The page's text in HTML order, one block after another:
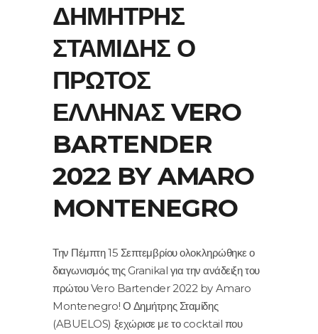
ΔΗΜΉΤΡΗΣ
ΣΤΑΜΊΔΗΣ Ο
ΠΡΏΤΟΣ
ΈΛΛΗΝΑΣ VERO
BARTENDER
2022 BY AMARO
MONTENEGRO
Την Πέμπτη 15 Σεπτεμβρίου ολοκληρώθηκε ο
διαγωνισμός της Granikal για την ανάδειξη του
πρώτου Vero Bartender 2022 by Amaro
Montenegro! Ο Δημήτρης Σταμίδης
(ABUELOS) ξεχώρισε με το cocktail που